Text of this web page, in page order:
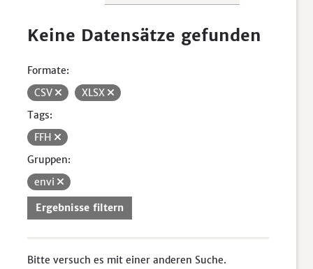
Keine Datensätze gefunden
Formate:
CSV
XLSX
Tags:
FFH
Gruppen:
envi
Ergebnisse filtern
Bitte versuch es mit einer anderen Suche.